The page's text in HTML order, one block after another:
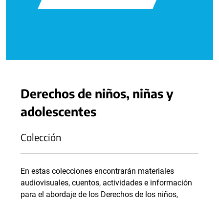
Derechos de niños, niñas y
adolescentes
Colección
En estas colecciones encontrarán materiales
audiovisuales, cuentos, actividades e información
para el abordaje de los Derechos de los niños,